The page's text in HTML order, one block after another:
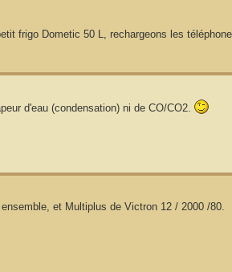
frigo Dometic 50 L, rechargeons les
d'eau (condensation) ni de CO/CO2.
et Multiplus de Victron 12 / 2000 /80.